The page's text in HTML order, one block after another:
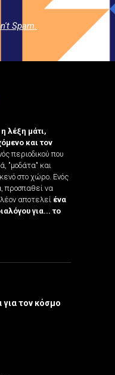
Spam.
η λέξη μάτι,
και τον
περιοδικού που
"μοδάτα" και
στο χώρο. Ενός
προσπαθεί να
αποτελεί ένα
για... το
για τον κόσμο